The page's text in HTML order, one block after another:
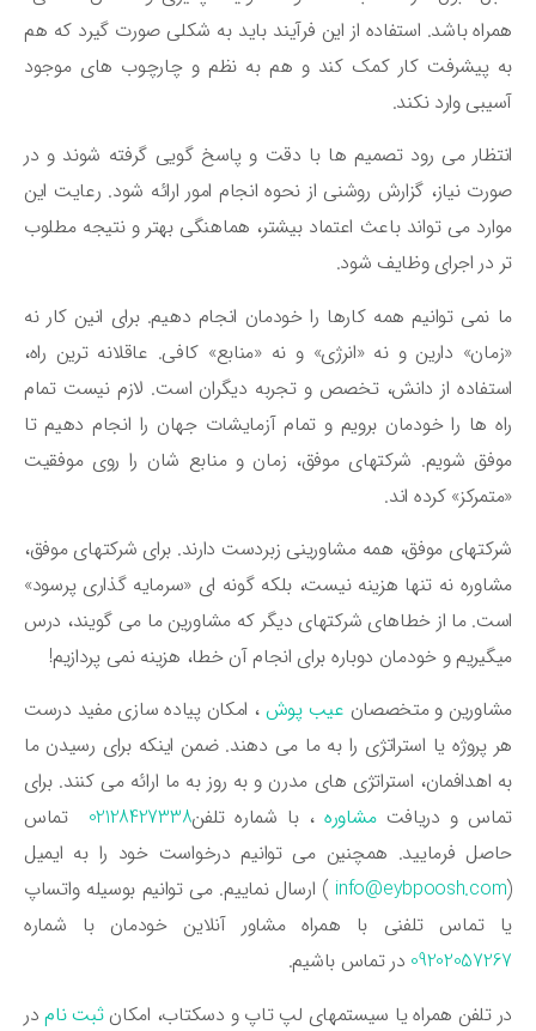
باشد. استفاده از این فرآیند باید به شکلی صورت گیرد که هم
پیشرفت کار کمک کند و هم به نظم و چارچوب های موجود
وارد نکند.
می رود تصمیم ها با دقت و پاسخ گویی گرفته شوند و در
نیاز، گزارش روشنی از نحوه انجام امور ارائه شود. رعایت این
می تواند باعث اعتماد بیشتر، هماهنگی بهتر و نتیجه مطلوب
در اجرای وظایف شود.
نمی توانیم همه کارها را خودمان انجام دهیم. برای انین کار نه
دارین و نه «انرژی» و نه «منابع» کافی. عاقلانه ترین راه،
از دانش، تخصص و تجربه دیگران است. لازم نیست تمام
ها را خودمان برویم و تمام آزمایشات جهان را انجام دهیم تا
شویم. شرکتهای موفق، زمان و منابع شان را روی موفقیت
کرده اند.
موفق، همه مشاورینی زبردست دارند. برای شرکتهای موفق،
نه تنها هزینه نیست، بلکه گونه ای «سرمایه گذاری پرسود»
ما از خطاهای شرکتهای دیگر که مشاورین ما می گویند، درس
و خودمان دوباره برای انجام آن خطا، هزینه نمی پردازیم!
و متخصصانعیب پوش، امکان پیاده سازی مفید درست
پروژه یا استراتژی را به ما می دهند. ضمن اینکه برای رسیدن ما
اهدافمان، استراتژی های مدرن و به روز به ما ارائه می کنند. برای
و دریافتمشاوره، با شماره تلفن 02128427338 تماس
فرمایید. همچنین می توانیم درخواست خود را به ایمیل
) ارسال نماییم. می توانیم بوسیله واتساپ
تماس تلفنی با همراه مشاور آنلاین خودمان با شماره
در تماس باشیم.
تلفن همراه یا سیستمهای لپ تاپ و دسکتاب، امکانثبت نامدر